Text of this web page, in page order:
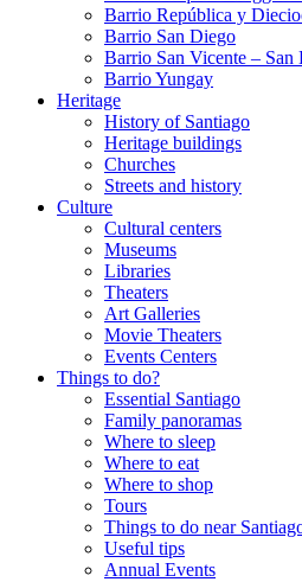
Barrio República y
Barrio San Diego
Barrio San Vicente – San
Barrio Yungay
Heritage
History of Santiago
Heritage buildings
Churches
Streets and history
Culture
Cultural centers
Museums
Libraries
Theaters
Art Galleries
Movie Theaters
Events Centers
Things to do?
Essential Santiago
Family panoramas
Where to sleep
Where to eat
Where to shop
Tours
Things to do near
Useful tips
Annual Events